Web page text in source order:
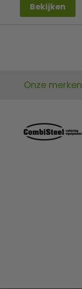
Bekijken
Onze merken